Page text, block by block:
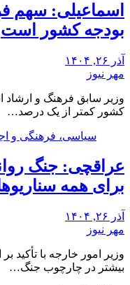
اسماعیلی: سهم
بودجه کشور است
آذر ۲۶, ۱۴۰۴
مهر نیوز
وزیر سابق فرهنگ و
کشور کمتر از یک درصد…
سیاسی، فرهنگی و
عراقچی: جنگ
برای همه
آذر ۲۶, ۱۴۰۴
مهر نیوز
وزیر امور خارجه با تأکید
بیشتر در چارچوب جنگ…